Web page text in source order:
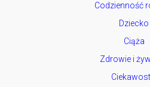
Codzienność
Dziecko
Ciąża
Zdrowie i